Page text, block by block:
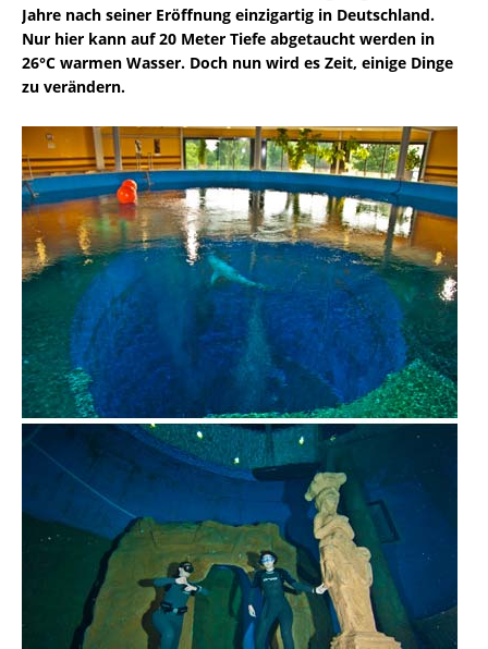
Jahre nach seiner Eröffnung einzigartig in Deutschland.
Nur hier kann auf 20 Meter Tiefe abgetaucht werden in
26°C warmen Wasser. Doch nun wird es Zeit, einige Dinge
zu verändern.